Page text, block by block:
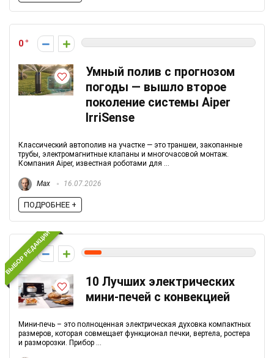
0
Умный полив с прогнозом
погоды — вышло второе
поколение системы Aiper
IrriSense
Классический автополив на участке — это траншеи, закопанные
трубы, электромагнитные клапаны и многочасовой монтаж.
Компания Aiper, известная роботами для ...
Max 16.07.2026
ПОДРОБНЕЕ +
ВЫБОР РЕДАКЦИИ
1
10 Лучших электрических
мини-печей с конвекцией
Мини-печь – это полноценная электрическая духовка компактных
размеров, которая совмещает функционал печки, вертела, ростера
и разморозки. Прибор ...